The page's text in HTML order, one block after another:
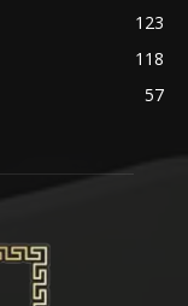
123
118
57